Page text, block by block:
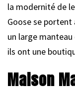
la modernité de
Goose se portent
un large manteau
ils ont une
Maison